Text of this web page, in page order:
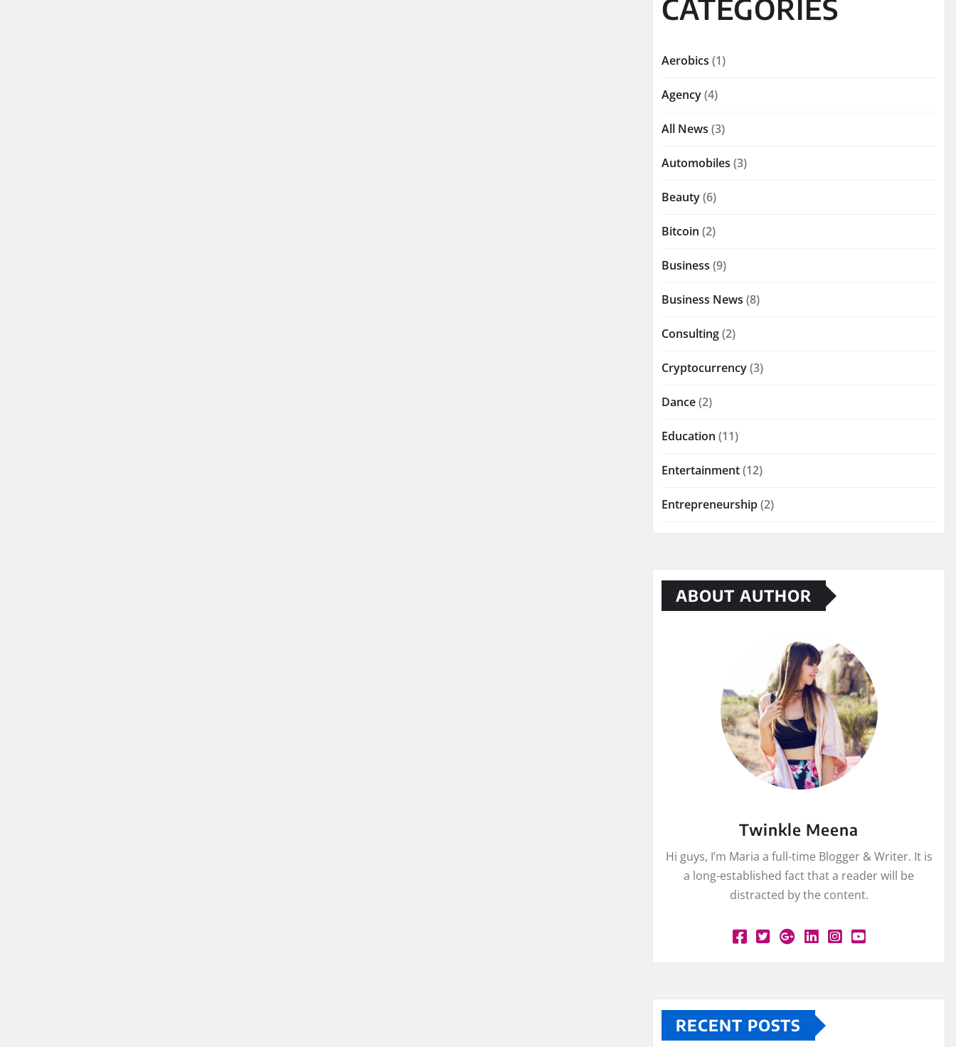
CATEGORIES
Aerobics (1)
Agency(4)
All News (3)
Automobiles (3)
Beauty(6)
Bitcoin (2)
Business (9)
Business News (8)
Consulting(2)
Cryptocurrency(3)
Dance(2)
Education (11)
Entertainment(12)
Entrepreneurship(2)
ABOUT AUTHOR
Twinkle Meena
Hi guys, I’m Maria a full-time Blogger & Writer. It is
a long-established fact that a reader will be
distracted by the content.
RECENT POSTS